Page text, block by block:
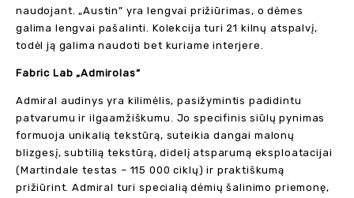
naudojant. „Austin” yra lengvai prižiūrimas, o dėmes
galima lengvai pašalinti. Kolekcija turi 21 kilnų atspalvį,
todėl ją galima naudoti bet kuriame interjere.
Fabric Lab „Admirolas“
Admiral audinys yra kilimėlis, pasižymintis padidintu
patvarumu ir ilgaamžiškumu. Jo specifinis siūlų pynimas
formuoja unikalią tekstūrą, suteikia dangai malonų
blizgesį, subtilią tekstūrą, didelį atsparumą eksploatacijai
(Martindale testas – 115 000 ciklų) ir praktiškumą
prižiūrint. Admiral turi specialią dėmių šalinimo priemonę,